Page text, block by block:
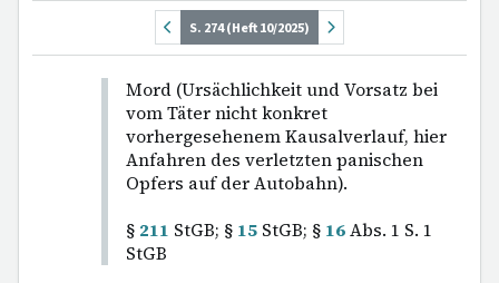
S. 274 (Heft 10/2025)
Mord (Ursächlichkeit und Vorsatz bei
vom Täter nicht konkret
vorhergesehenem Kausalverlauf, hier
Anfahren des verletzten panischen
Opfers auf der Autobahn).
§ 211 StGB; § 15 StGB; § 16Abs. 1 S. 1
StGB